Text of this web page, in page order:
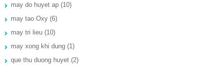
may do huyet ap (10)
may tao Oxy (6)
may tri lieu (10)
may xong khi dung (1)
que thu duong huyet (2)